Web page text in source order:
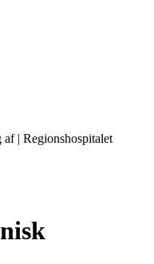
| Regionshospitalet